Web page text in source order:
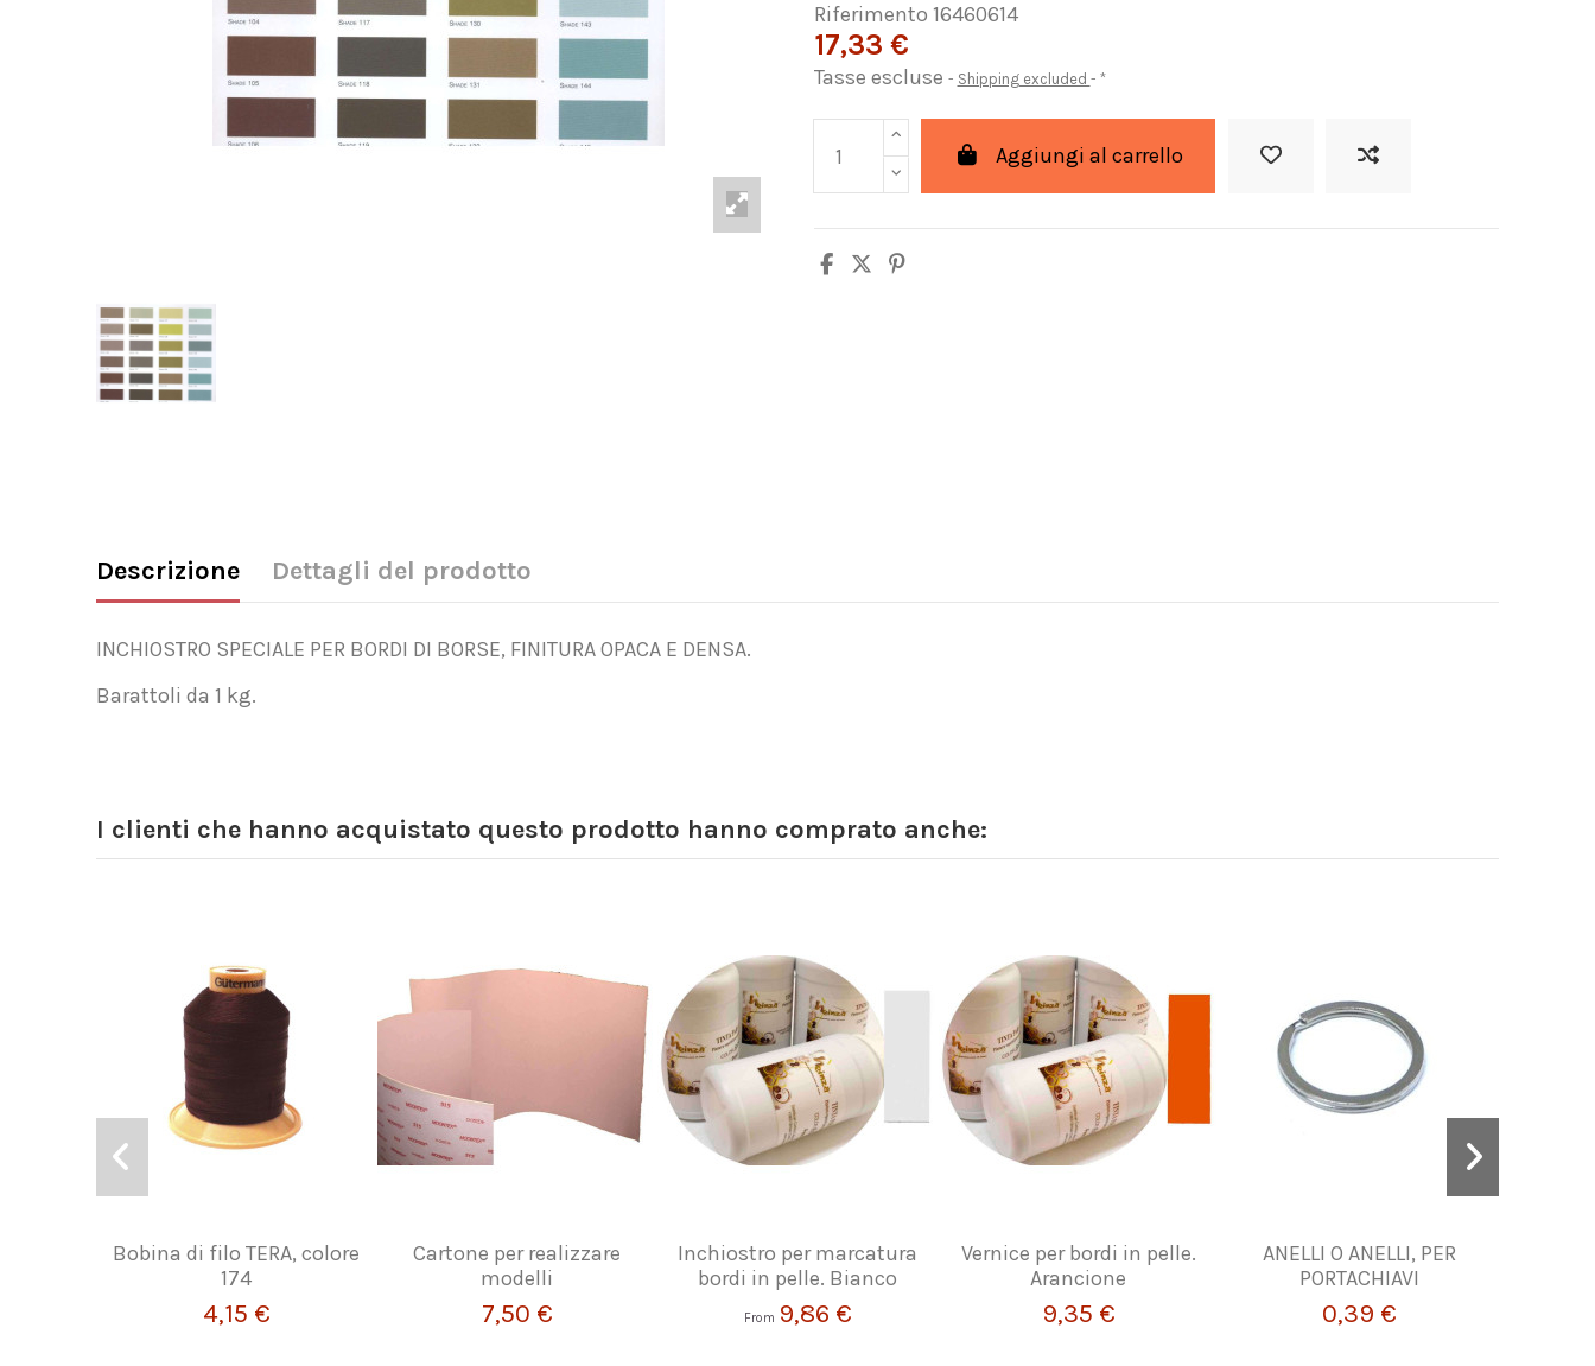
Riferimento 16460614
17,33 €
Tasse escluse Shipping excluded *
Aggiungi al carrello
Descrizione Dettagli del prodotto
INCHIOSTRO SPECIALE PER BORDI DI BORSE, FINITURA OPACA E DENSA.
Barattoli da 1 kg.
I clienti che hanno acquistato questo prodotto hanno comprato anche:
Bobina di filo TERA, colore
174
4,15 €
Cartone per realizzare
modelli
7,50 €
Inchiostro per marcatura
bordi in pelle. Bianco
From 9,86 €
Vernice per bordi in pelle.
Arancione
9,35 €
ANELLI O ANELLI, PER
PORTACHIAVI
0,39 €